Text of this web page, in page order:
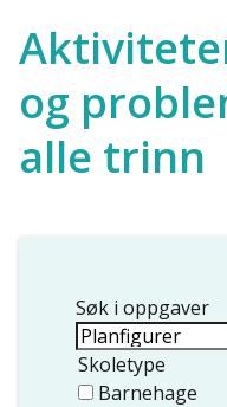
og
alle trinn
Søk i oppgaver
Skoletype
Barnehage